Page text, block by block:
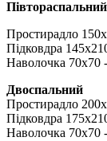
Півтораспальний
Простирадло
Підковдра
Наволочка 70х70
Двоспальний
Простирадло
Підковдра
Наволочка 70х70